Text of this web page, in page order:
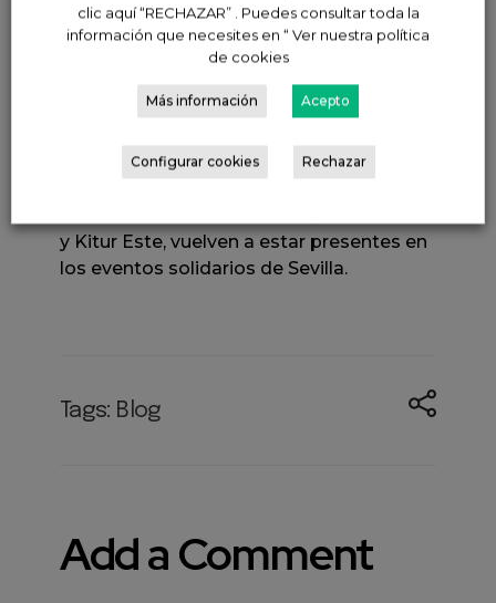
Además, se realiza una cuestación antes
de la salida de juguetes y alimentos no
perecederos para menores más
desfavorecidos que se entregarán
“Operación Buena Gente” de Radio
y Kitur Este, vuelven a estar presentes en
los eventos solidarios de Sevilla.
Tags: Blog
Add a Comment
clic aquí “RECHAZAR” . Puedes consultar toda la
información que necesites en “ Ver nuestra política
de cookies
Más información Acepto
Configurar cookies Rechazar